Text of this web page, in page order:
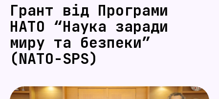
Грант від Програми
НАТО “Наука заради
миру та безпеки”
(NATO-SPS)